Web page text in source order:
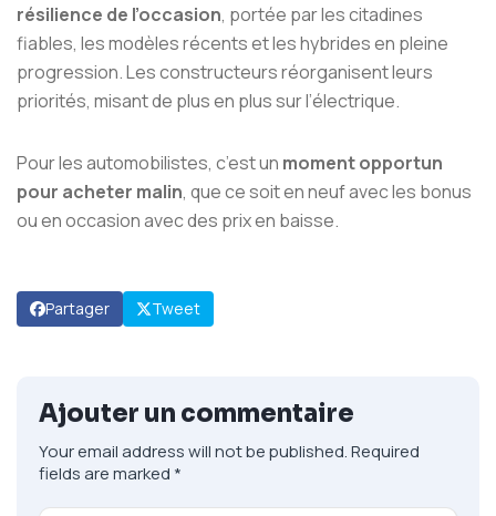
résilience de l’occasion, portée par les citadines
fiables, les modèles récents et les hybrides en pleine
progression. Les constructeurs réorganisent leurs
priorités, misant de plus en plus sur l’électrique.
Pour les automobilistes, c’est un moment opportun
pour acheter malin, que ce soit en neuf avec les bonus
ou en occasion avec des prix en baisse.
Partager Tweet
Ajouter un commentaire
Your email address will not be published.Required
fields are marked *